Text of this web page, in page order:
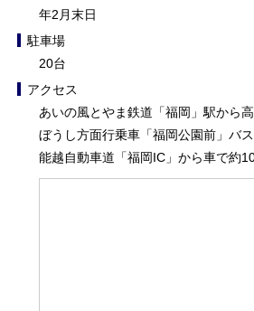
年2月末日
駐車場
20台
アクセス
あいの風とやま鉄道「福岡」駅から
ぼうし方面行乗車「福岡公園前」バ
能越自動車道「福岡IC」から車で約